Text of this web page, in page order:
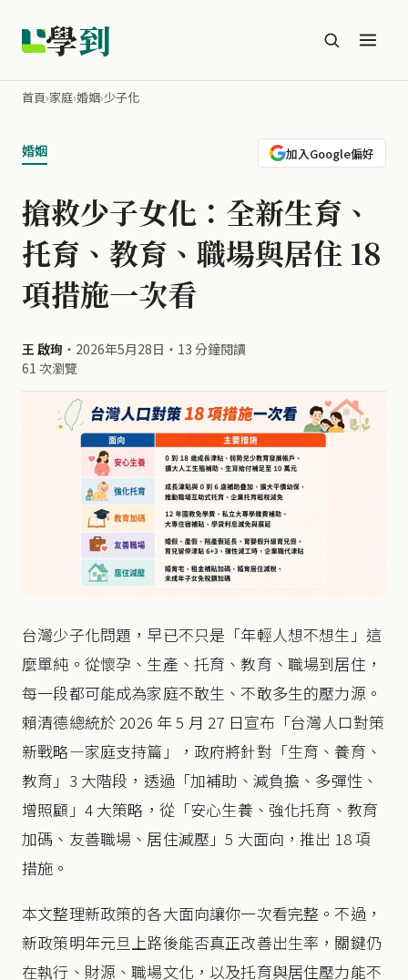
學到
首頁›家庭›婚姻›少子化
婚姻 加入Google偏好
搶救少子女化：全新生育、
托育、教育、職場與居住 18
項措施一次看
王 啟珣 ・ 2026年5月28日 ・ 13 分鐘閱讀
61 次瀏覽
台灣少子化問題，早已不只是「年輕人想不想生」這
麼單純。從懷孕、生產、托育、教育、職場到居住，
每一段都可能成為家庭不敢生、不敢多生的壓力源。
賴清德總統於 2026 年 5 月 27 日宣布「台灣人口對策
新戰略—家庭支持篇」，政府將針對「生育、養育、
教育」3 大階段，透過「加補助、減負擔、多彈性、
增照顧」4 大策略，從「安心生養、強化托育、教育
加碼、友善職場、居住減壓」5 大面向，推出 18 項
措施。
本文整理新政策的各大面向讓你一次看完整。不過，
新政策明年元旦上路後能否真正改善出生率，關鍵仍
在執行、財源、職場文化，以及托育與居住壓力能不